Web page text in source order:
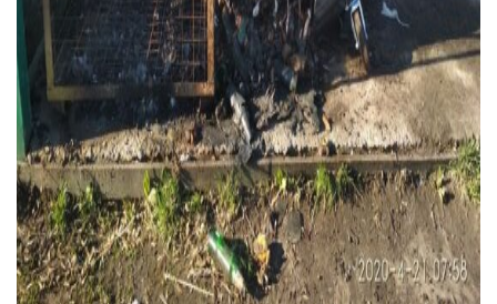
Редакційна політика
Етичний кодекс